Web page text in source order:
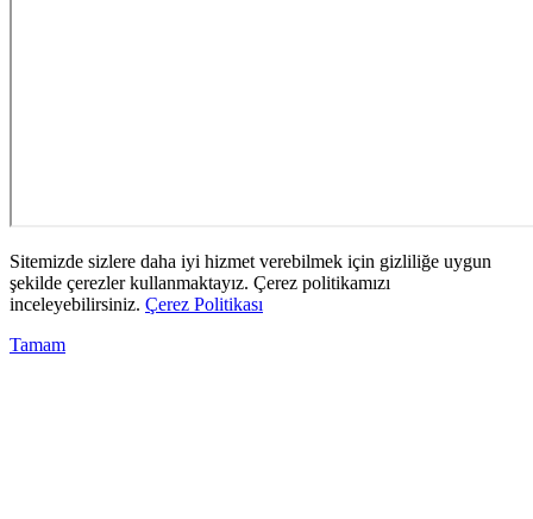
Sitemizde sizlere daha iyi hizmet verebilmek için gizliliğe uygun
şekilde çerezler kullanmaktayız. Çerez politikamızı
inceleyebilirsiniz. Çerez Politikası
Tamam